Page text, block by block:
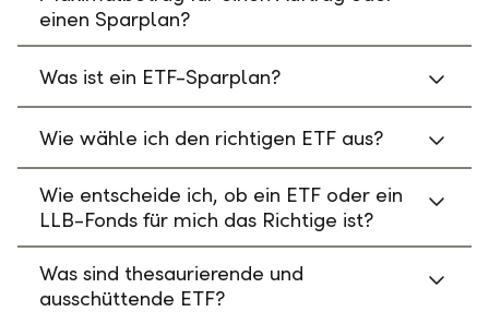
einen Sparplan?
Was ist ein ETF-Sparplan?
Wie wähle ich den richtigen ETF aus?
Wie entscheide ich, ob ein ETF oder ein
LLB-Fonds für mich das Richtige ist?
Was sind thesaurierende und
ausschüttende ETF?